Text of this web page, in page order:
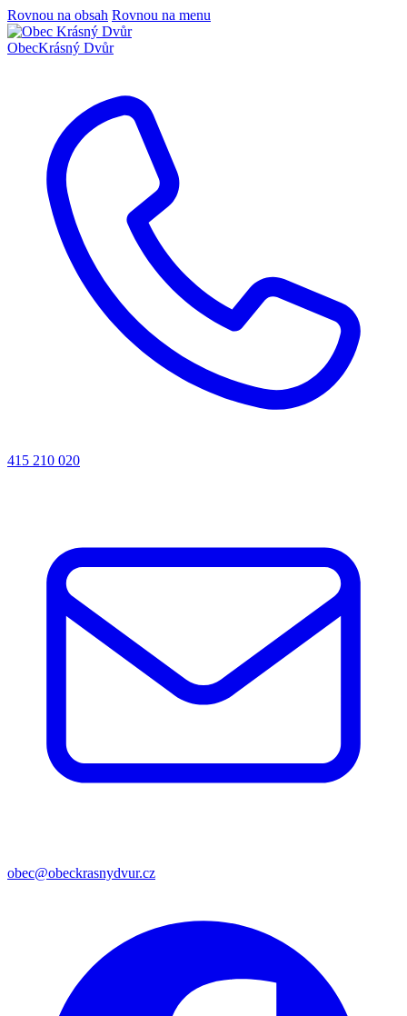
Rovnou na obsah Rovnou na menu
ObecKrásný Dvůr
415 210 020
obec@obeckrasnydvur.cz